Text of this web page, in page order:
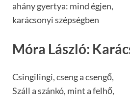
ahány gyertya: mind égjen,
karácsonyi szépségben
Móra László:
Csingilingi, cseng a csengő,
Száll a szánkó, mint a felhő,